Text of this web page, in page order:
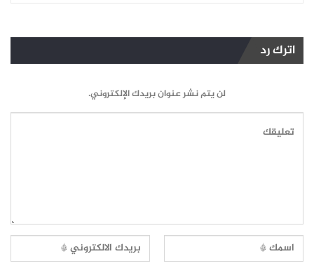
اترك رد
لن يتم نشر عنوان بريدك الإلكتروني.